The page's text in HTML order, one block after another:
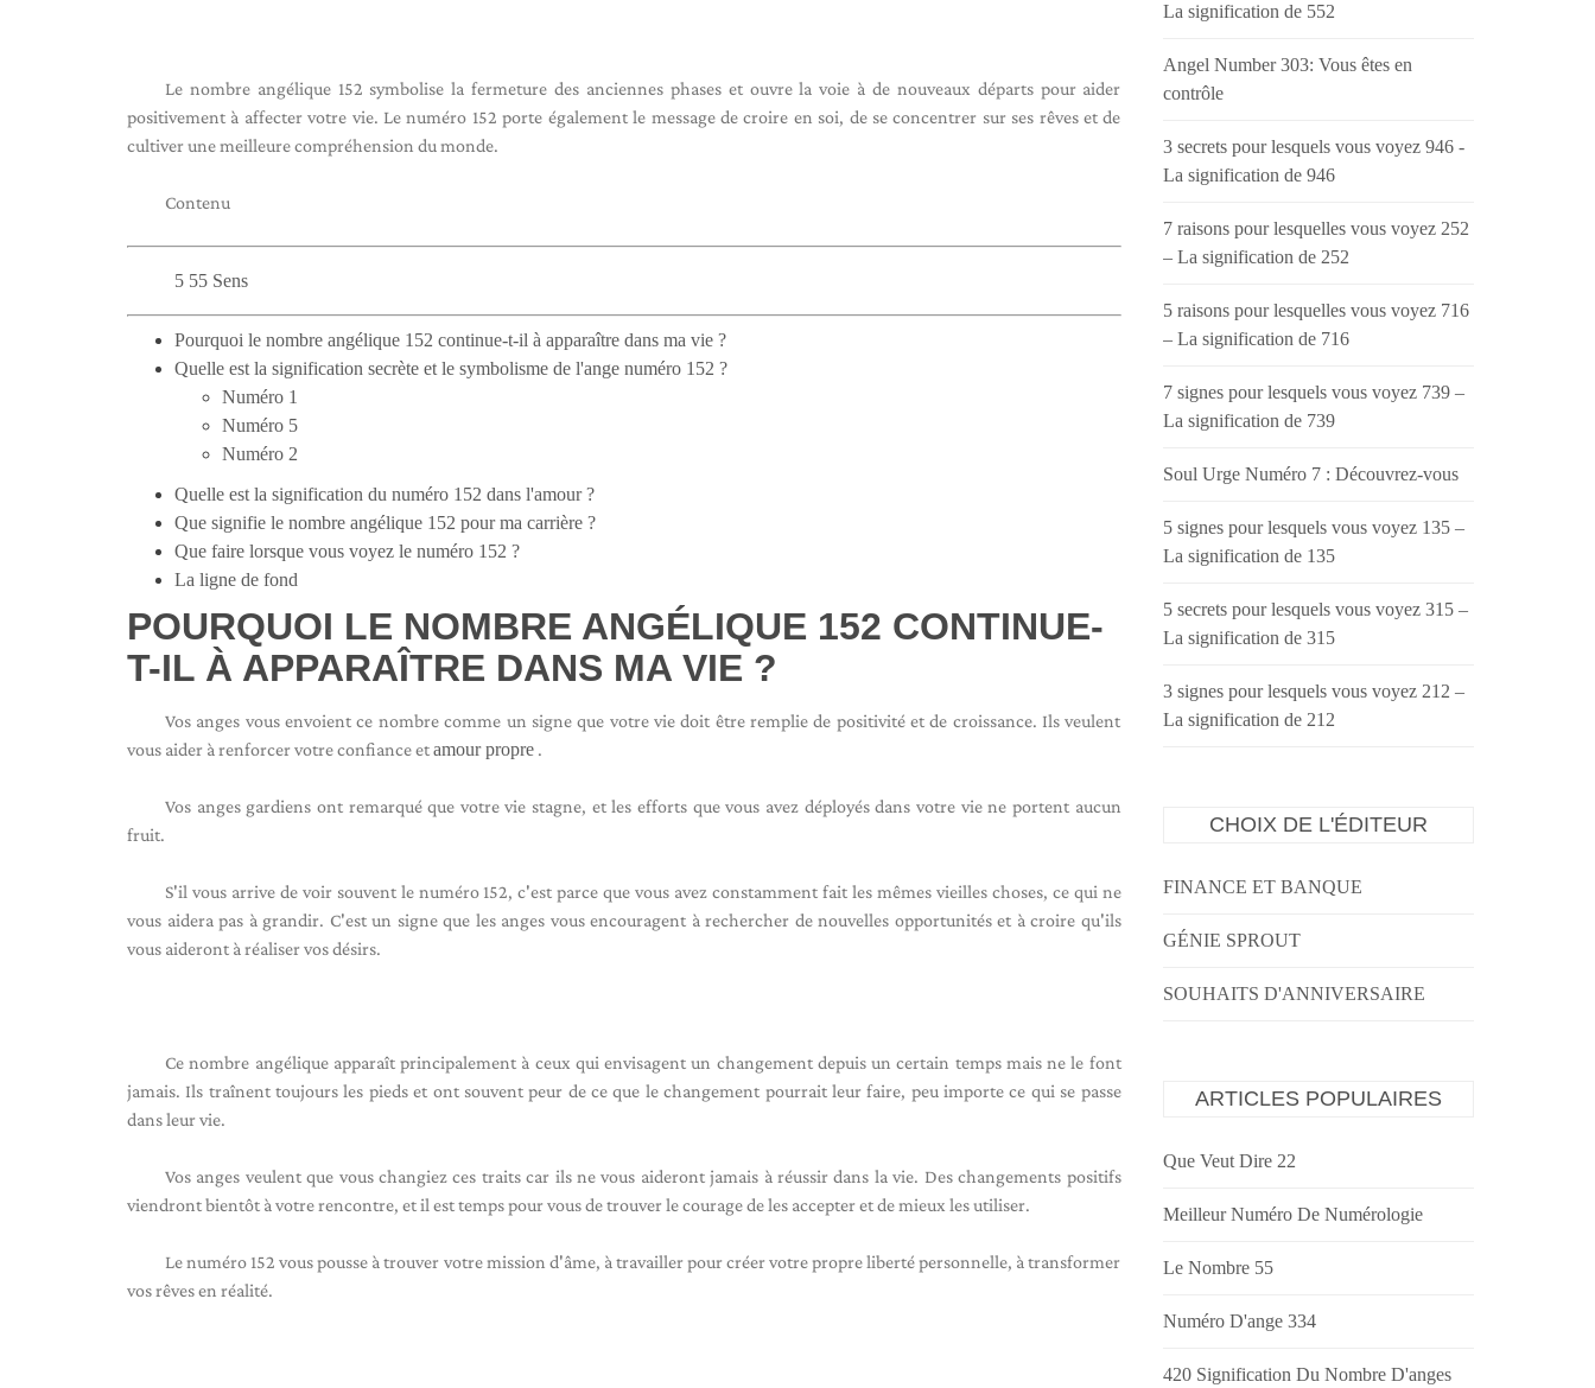
Le nombre angélique 152 symbolise la fermeture des anciennes phases et ouvre la voie à de nouveaux départs pour aider
positivement à affecter votre vie. Le numéro 152 porte également le message de croire en soi, de se concentrer sur ses rêves et de
cultiver une meilleure compréhension du monde.
Contenu
5 55 Sens
Pourquoi le nombre angélique 152 continue-t-il à apparaître dans ma vie ?
Quelle est la signification secrète et le symbolisme de l'ange numéro 152 ?
Numéro 1
Numéro 5
Numéro 2
Quelle est la signification du numéro 152 dans l'amour ?
Que signifie le nombre angélique 152 pour ma carrière ?
Que faire lorsque vous voyez le numéro 152 ?
La ligne de fond
POURQUOI LE NOMBRE ANGÉLIQUE 152 CONTINUE-
T-IL À APPARAÎTRE DANS MA VIE ?
Vos anges vous envoient ce nombre comme un signe que votre vie doit être remplie de positivité et de croissance. Ils veulent
vous aider à renforcer votre confiance etamour propre .
Vos anges gardiens ont remarqué que votre vie stagne, et les efforts que vous avez déployés dans votre vie ne portent aucun
fruit.
S'il vous arrive de voir souvent le numéro 152, c'est parce que vous avez constamment fait les mêmes vieilles choses, ce qui ne
vous aidera pas à grandir. C'est un signe que les anges vous encouragent à rechercher de nouvelles opportunités et à croire qu'ils
vous aideront à réaliser vos désirs.
Ce nombre angélique apparaît principalement à ceux qui envisagent un changement depuis un certain temps mais ne le font
jamais. Ils traînent toujours les pieds et ont souvent peur de ce que le changement pourrait leur faire, peu importe ce qui se passe
dans leur vie.
Vos anges veulent que vous changiez ces traits car ils ne vous aideront jamais à réussir dans la vie. Des changements positifs
viendront bientôt à votre rencontre, et il est temps pour vous de trouver le courage de les accepter et de mieux les utiliser.
Le numéro 152 vous pousse à trouver votre mission d'âme, à travailler pour créer votre propre liberté personnelle, à transformer
vos rêves en réalité.
La signification de 552
Angel Number 303: Vous êtes en
contrôle
3 secrets pour lesquels vous voyez 946 -
La signification de 946
7 raisons pour lesquelles vous voyez 252
– La signification de 252
5 raisons pour lesquelles vous voyez 716
– La signification de 716
7 signes pour lesquels vous voyez 739 –
La signification de 739
Soul Urge Numéro 7 : Découvrez-vous
5 signes pour lesquels vous voyez 135 –
La signification de 135
5 secrets pour lesquels vous voyez 315 –
La signification de 315
3 signes pour lesquels vous voyez 212 –
La signification de 212
CHOIX DE L'ÉDITEUR
FINANCE ET BANQUE
GÉNIE SPROUT
SOUHAITS D'ANNIVERSAIRE
ARTICLES POPULAIRES
Que Veut Dire 22
Meilleur Numéro De Numérologie
Le Nombre 55
Numéro D'ange 334
420 Signification Du Nombre D'anges